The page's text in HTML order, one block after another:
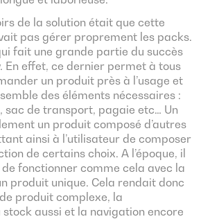
de la solution était que cette
pas gérer proprement les packs.
fait une grande partie du succès
En effet, ce dernier permet à tous
un produit près à l’usage et
des éléments nécessaires :
sac de transport, pagaie etc… Un
un produit composé d’autres
ainsi à l’utilisateur de composer
de certains choix. A l’époque, il
fonctionner comme cela avec la
produit unique. Cela rendait donc
produit complexe, la
aussi et la navigation encore